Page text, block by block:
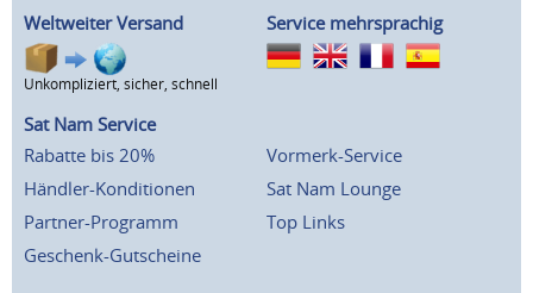
Weltweiter Versand
Unkompliziert, sicher, schnell
Service mehrsprachig
Sat Nam Service
Rabatte bis 20%
Händler-Konditionen
Partner-Programm
Geschenk-Gutscheine
Vormerk-Service
Sat Nam Lounge
Top Links